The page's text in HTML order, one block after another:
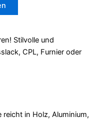
Stilvolle und
CPL, Furnier oder
in Holz, Aluminium,